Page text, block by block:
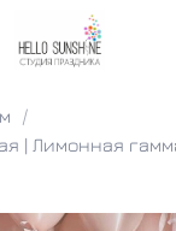
| Лимонная